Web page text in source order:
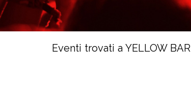
Eventi trovati a YELLOW BAR